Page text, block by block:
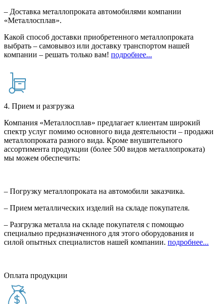
– Доставка металлопроката автомобилями компании
«Металлосплав».
Какой способ доставки приобретенного металлопроката
выбрать – самовывоз или доставку транспортом нашей
компании – решать только вам! подробнее...
4. Прием и разгрузка
Компания «Металлосплав» предлагает клиентам широкий
спектр услуг помимо основного вида деятельности – продажи
металлопроката разного вида. Кроме внушительного
ассортимента продукции (более 500 видов металлопроката)
мы можем обеспечить:
– Погрузку металлопроката на автомобили заказчика.
– Прием металлических изделий на складе покупателя.
– Разгрузка металла на складе покупателя с помощью
специально предназначенного для этого оборудования и
силой опытных специалистов нашей компании. подробнее...
Оплата продукции